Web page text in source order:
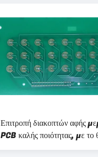
Επιτροπή διακοπτών αφής
PCB καλής ποιότητας, με το
μετάλλων που αποτυπώνεται